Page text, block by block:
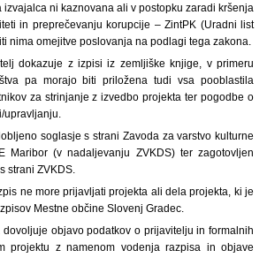
izvajalca ni kaznovana ali v postopku zaradi kršenja
in preprečevanju korupcije – ZintPK (Uradni list
nima omejitve poslovanja na podlagi tega zakona.
dokazuje z izpisi iz zemljiške knjige, v primeru
pa morajo biti priložena tudi vsa pooblastila
za strinjanje z izvedbo projekta ter pogodbe o
upravljanju.
soglasje s strani Zavoda za varstvo kulturne
Maribor (v nadaljevanju ZVKDS) ter zagotovljen
strani ZVKDS.
ne more prijavljati projekta ali dela projekta, ki je
Mestne občine Slovenj Gradec.
dovoljuje objavo podatkov o prijavitelju in formalnih
projektu z namenom vodenja razpisa in objave